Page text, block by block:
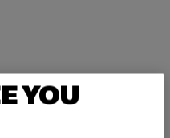
YOU